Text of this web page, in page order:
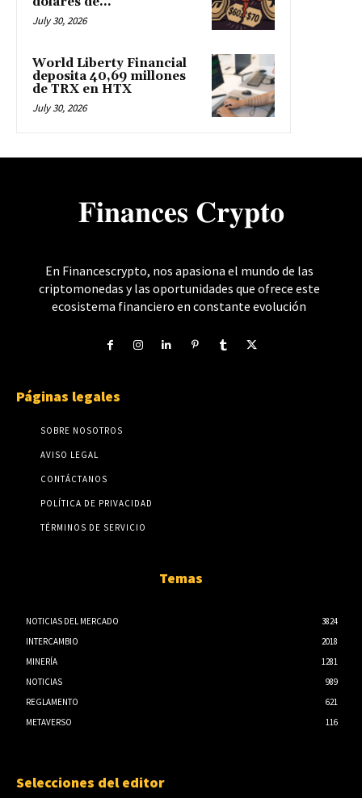
July 30, 2026
World Liberty Financial
deposita 40,69 millones
de TRX en HTX
July 30, 2026
𝐅𝐢𝐧𝐚𝐧𝐜𝐞𝐬 𝐂𝐫𝐲𝐩𝐭𝐨
En Financescrypto, nos apasiona el mundo de las
criptomonedas y las oportunidades que ofrece este
ecosistema financiero en constante evolución
Páginas legales
SOBRE NOSOTROS
AVISO LEGAL
CONTÁCTANOS
POLÍTICA DE PRIVACIDAD
TÉRMINOS DE SERVICIO
Temas
NOTICIAS DEL MERCADO
3824
INTERCAMBIO
2018
MINERÍA
1281
NOTICIAS
989
REGLAMENTO
621
METAVERSO
116
Selecciones del editor